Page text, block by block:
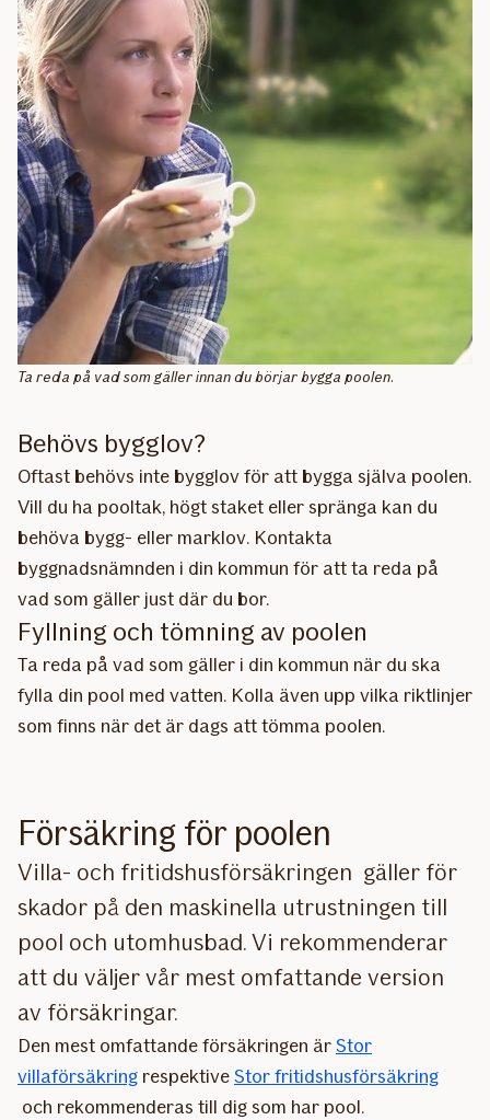
Ta reda på vad som gäller innan du börjar bygga poolen.
Behövs bygglov?
Oftast behövs inte bygglov för att bygga själva poolen.
Vill du ha pooltak, högt staket eller spränga kan du
behöva bygg- eller marklov. Kontakta
byggnadsnämnden i din kommun för att ta reda på
vad som gäller just där du bor.
Fyllning och tömning av poolen
Ta reda på vad som gäller i din kommun när du ska
fylla din pool med vatten. Kolla även upp vilka riktlinjer
som finns när det är dags att tömma poolen.
Försäkring för poolen
Villa- och fritidshusförsäkringen gäller för
skador på den maskinella utrustningen till
pool och utomhusbad. Vi rekommenderar
att du väljer vår mest omfattande version
av försäkringar.
Den mest omfattande försäkringen ärStor
villaförsäkring respektiveStor fritidshusförsäkring
och rekommenderas till dig som har pool.